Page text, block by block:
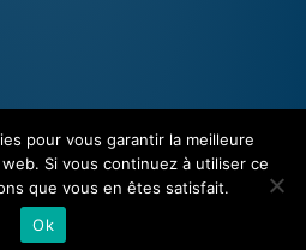
2017-2026
Légales
à caractère personnel
pour vous garantir la meilleure
Si vous continuez à utiliser ce
que vous en êtes satisfait.
Ok